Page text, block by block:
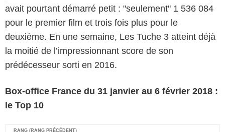
avait pourtant démarré petit : "seulement" 1 536 084
pour le premier film et trois fois plus pour le
deuxième. En une semaine, Les Tuche 3 atteint déjà
la moitié de l’impressionnant score de son
prédécesseur sorti en 2016.
Box-office France du 31 janvier au 6 février 2018 :
le Top 10